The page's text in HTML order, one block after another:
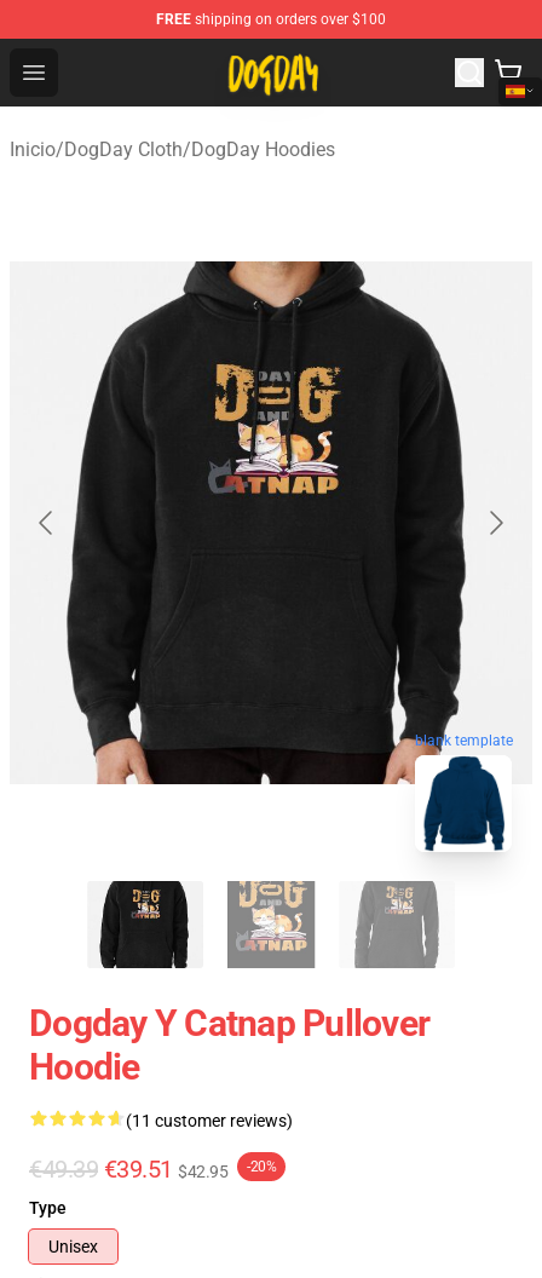
FREE shipping on orders over $100
Open menu
DogDay Store - Official DogDay Merchandise Shop
Inicio/DogDay Cloth/DogDay Hoodies
blank template
Dogday Y Catnap Pullover
Hoodie
(11 customer reviews)
€49.39 €39.51 $42.95 -20%
Type
Unisex